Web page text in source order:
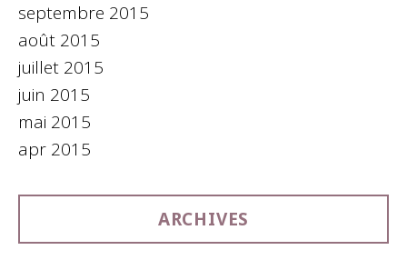
septembre 2015
août 2015
juillet 2015
juin 2015
mai 2015
apr 2015
ARCHIVES